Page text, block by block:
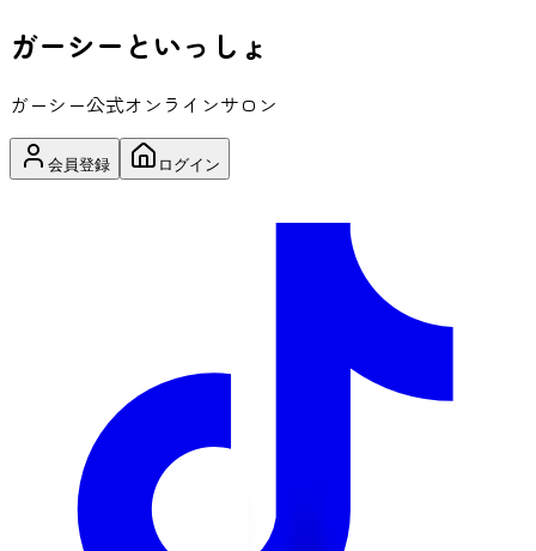
ガーシーと いっしょ
ガーシー公式オンラインサロン
会員登録 ログイン